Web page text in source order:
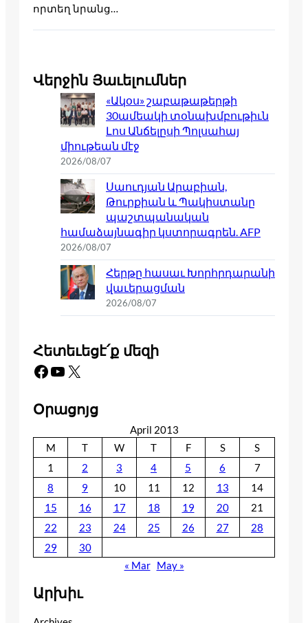
որտեղ նրանց…
Վերջին Յաւելումներ
«Ակօս» շաբաթաթերթի
30ամեակի տօնախմբութիւն
Լոս Անճելըսի Պոլսահայ
միութեան մէջ
2026/08/07
Սաուդյան Արաբիան,
Թուրքիան և Պակիստանը
պաշտպանական
համաձայնագիր կստորագրեն. AFP
2026/08/07
Հերթը հասաւ Խորհրդարանի
վաւերացման
2026/08/07
Հետեւեցէ՛ք մեզի
Facebook YouTube X
Օրացոյց
April 2013
M
T W T F S
S
1
2 3 4 5 6
7
8
9 10 11 12 13
14
15
16 17 18 19 20
21
22
23 24 25 26 27
28
29
30
« Mar May »
Արխիւ